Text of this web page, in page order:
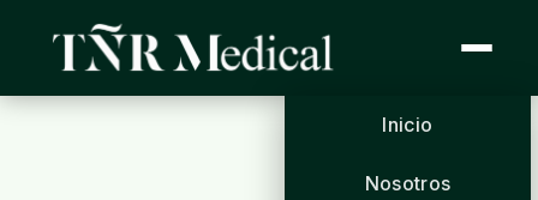
Inicio
Nosotros